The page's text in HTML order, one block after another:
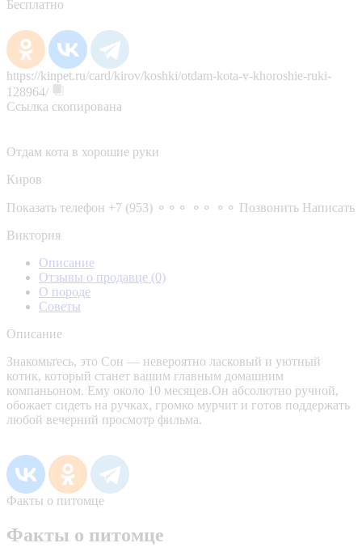
Бесплатно
https://kinpet.ru/card/kirov/koshki/otdam-kota-v-khoroshie-ruki-
128964/
Ссылка скопирована
Отдам кота в хорошие руки
Киров
Показать телефон +7 (953) ⚬⚬⚬ ⚬⚬ ⚬⚬ Позвонить Написать
Виктория
Описание
Отзывы о продавце (0)
О породе
Советы
Описание
Знакомьтесь, это Сон — невероятно ласковый и уютный
котик, который станет вашим главным домашним
компаньоном. Ему около 10 месяцев.Он абсолютно ручной,
обожает сидеть на ручках, громко мурчит и готов поддержать
любой вечерний просмотр фильма.
Факты о питомце
Факты о питомце